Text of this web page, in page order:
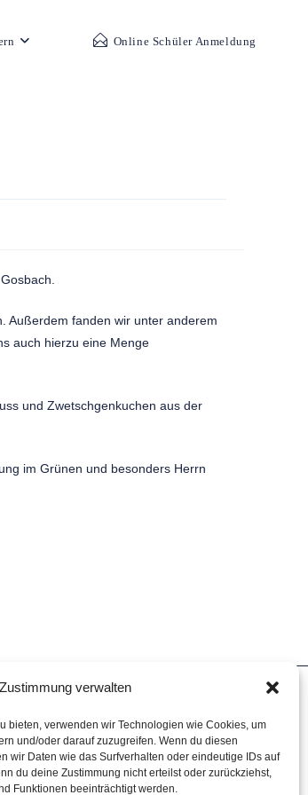
Zustimmung verwalten
bieten, verwenden wir Technologien wie Cookies, um
und/oder darauf zuzugreifen. Wenn du diesen
wir Daten wie das Surfverhalten oder eindeutige IDs auf
du deine Zustimmung nicht erteilst oder zurückziehst,
Funktionen beeinträchtigt werden.
Online Schüler Anmeldung
Außerdem fanden wir unter anderem
auch hierzu eine Menge
und Zwetschgenkuchen aus der
im Grünen und besonders Herrn
Datenschutz